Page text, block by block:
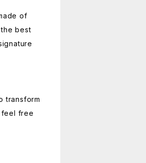
of
best
transform
feel free